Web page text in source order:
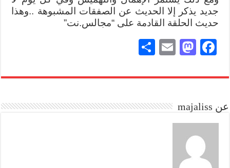
جديد يذكر إلا الحديث عن الصفقات المشبوهة ..وهذا
حديث الحلقة القادمة على “مجالس.نت”
Fa
bo
M
to
n
E
ail
re
عن majaliss